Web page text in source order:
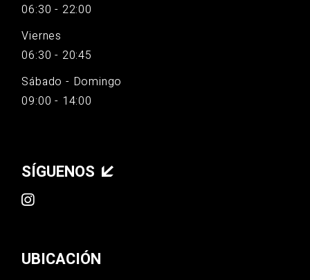
06:30 - 22:00
Viernes
06:30 - 20:45
Sábado - Domingo
09:00 - 14:00
SÍGUENOS
UBICACIÓN